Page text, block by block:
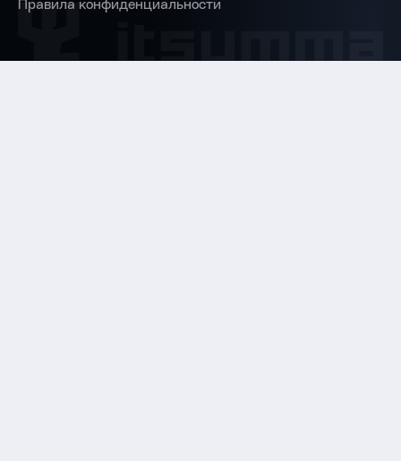
Правила конфиденциальности